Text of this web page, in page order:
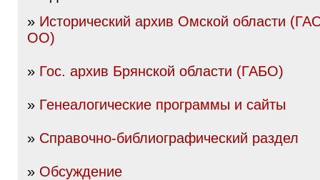
» Исторический архив Омской области
ОО)
» Гос. архив Брянской области (ГАБО)
» Генеалогические программы и сайты
» Справочно-библиографический раздел
» Обсуждение